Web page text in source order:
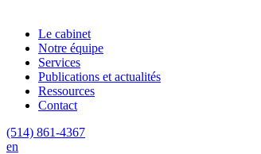
Le cabinet
Notre équipe
Services
Publications et actualités
Ressources
Contact
(514) 861-4367
en